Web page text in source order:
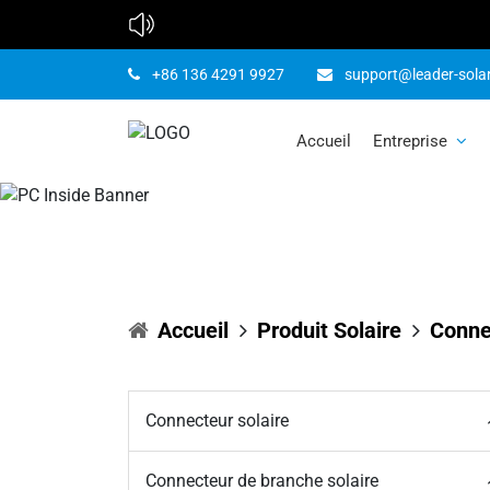
+86 136 4291 9927 support@leader-
Accueil Entreprise
Accueil Produit Solaire
Connecteur solaire
Connecteur de branche solaire